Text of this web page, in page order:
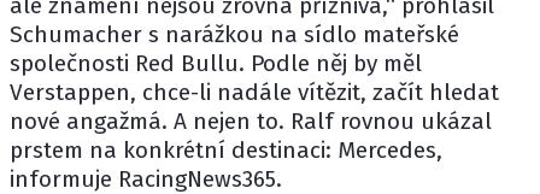
Schumacher s narážkou na sídlo mateřské
společnosti Red Bullu. Podle něj by měl
Verstappen, chce-li nadále vítězit, začít hledat
nové angažmá. A nejen to. Ralf rovnou ukázal
prstem na konkrétní destinaci: Mercedes,
informuje RacingNews365.